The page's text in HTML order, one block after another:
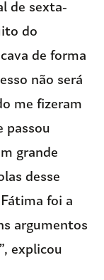
de sexta-
do
de forma
não será
me fizeram
passou
grande
desse
foi a
argumentos
explicou